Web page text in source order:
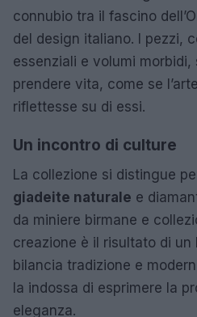
connubio tra il fascino
del design italiano. I pezzi,
essenziali e volumi morbidi,
prendere vita, come se
riflettesse su di essi.
Un incontro di culture
La collezione si distingue
giadeite naturale e
da miniere birmane e
creazione è il risultato di
bilancia tradizione e
la indossa di esprimere la
eleganza.